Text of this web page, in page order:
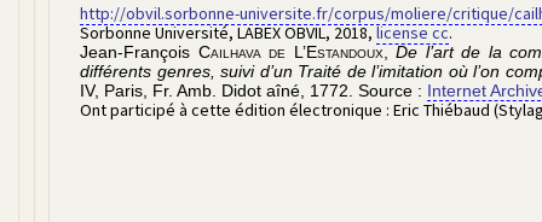
http://obvil.sorbonne-universite.fr/corpus/moliere/critique/
Sorbonne Université, LABEX OBVIL,2018,license cc.
Jean-François Cailhava de L’Estandoux
De l’art de la
différents genres, suivi d’un Traité de l’imitation où l’on
IV, Paris, Fr. Amb. Didot aîné 1772 . Source : Internet
Ont participé à cette édition électronique : Eric Thiébaud